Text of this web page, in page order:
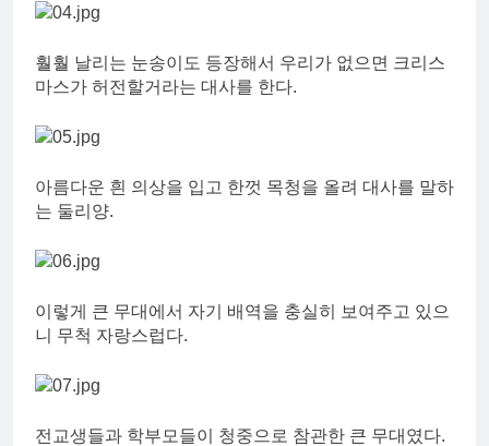
훨훨 날리는 눈송이도 등장해서 우리가 없으면 크리스
마스가 허전할거라는 대사를 한다.
아름다운 흰 의상을 입고 한껏 목청을 올려 대사를 말하
는 둘리양.
이렇게 큰 무대에서 자기 배역을 충실히 보여주고 있으
니 무척 자랑스럽다.
전교생들과 학부모들이 청중으로 참관한 큰 무대였다.